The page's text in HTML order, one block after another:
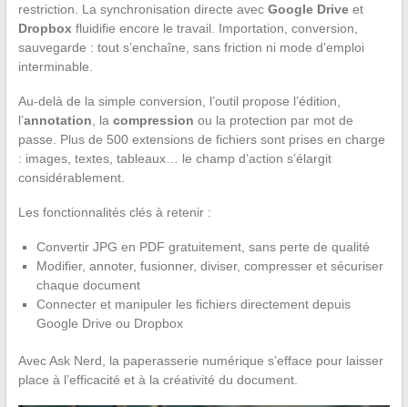
restriction. La synchronisation directe avec Google Driveet
Dropboxfluidifie encore le travail. Importation, conversion,
sauvegarde : tout s’enchaîne, sans friction ni mode d’emploi
interminable.
Au-delà de la simple conversion, l’outil propose l’édition,
l’annotation , la compression ou la protection par mot de
passe. Plus de 500 extensions de fichiers sont prises en charge
: images, textes, tableaux… le champ d’action s’élargit
considérablement.
Les fonctionnalités clés à retenir :
Convertir JPG en PDF gratuitement, sans perte de qualité
Modifier, annoter, fusionner, diviser, compresser et sécuriser
chaque document
Connecter et manipuler les fichiers directement depuis
Google Drive ou Dropbox
Avec Ask Nerd, la paperasserie numérique s’efface pour laisser
place à l’efficacité et à la créativité du document.